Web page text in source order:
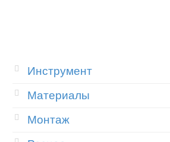
Инструмент
Материалы
Монтаж